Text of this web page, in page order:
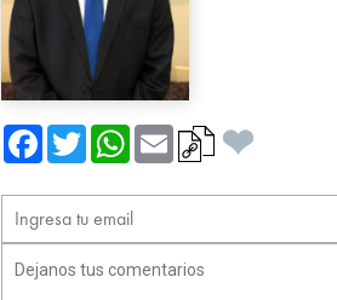
Facebook
TwitterWhatsApp
Email ❤